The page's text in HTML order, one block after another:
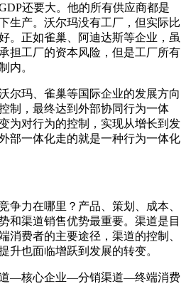
还要大。他的所有供应商都是
生产。沃尔玛没有工厂，但实际比
。正如雀巢、阿迪达斯等企业，虽
担工厂的资本风险，但是工厂所有
内。
尔玛、雀巢等国际企业的发展方向
制，最终达到外部协同行为一体
为对行为的控制，实现从增长到发
部一体化走的就是一种行为一体化
争力在哪里？产品、策划、成本、
和渠道销售优势最重要。渠道是目
消费者的主要途径，渠道的控制、
升也面临增跃到发展的转变。
道—核心企业—分销渠道—终端消费